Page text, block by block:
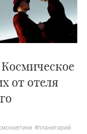
от отеля
#планетарий